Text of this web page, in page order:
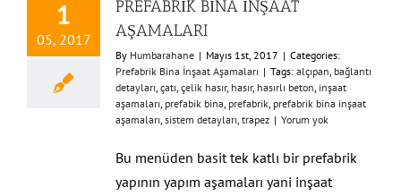
1
05, 2017
PREFABRİK BİNA İNŞAAT
AŞAMALARI
By Humbarahane | Mayıs 1st, 2017 | Categories:
Prefabrik Bina İnşaat Aşamaları | Tags: alçıpan, bağlantı
detayları, çatı, çelik hasır, hasır, hasırlı beton, inşaat
aşamaları, prefabik bina, prefabrik, prefabrik bina inşaat
aşamaları, sistem detayları, trapez | Yorum yok
Bu menüden basit tek katlı bir prefabrik
yapının yapım aşamaları yani inşaat